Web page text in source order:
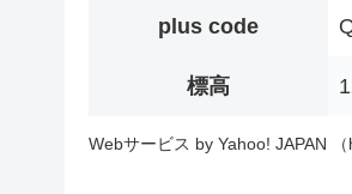
plus code
標高
Webサービス by Yahoo! JAPAN